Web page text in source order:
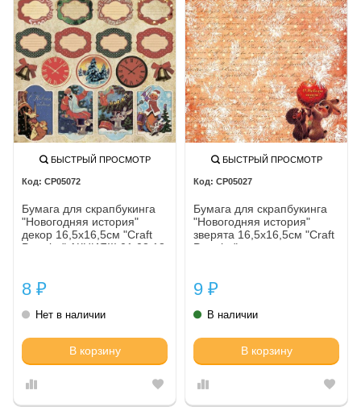
БЫСТРЫЙ ПРОСМОТР
CP05072
Бумага для скрапбукинга
"Новогодняя история"
декор 16,5х16,5см "Craft
Premier" АКЦИЯ!!! 01.03.18
8 ₽
Нет в наличии
В корзину
БЫСТРЫЙ ПРОСМОТР
CP05027
Бумага для скрапбукинга
"Новогодняя история"
зверята 16,5х16,5см "Craft
Premier"
9 ₽
В наличии
В корзину